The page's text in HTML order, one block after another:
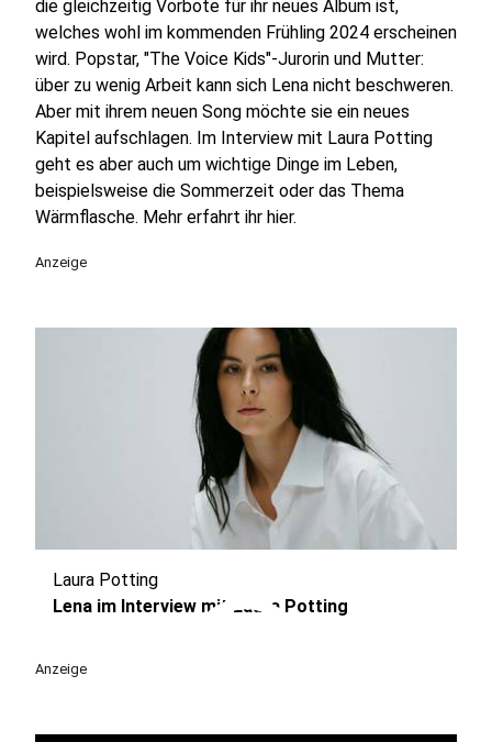
die gleichzeitig Vorbote für ihr neues Album ist,
welches wohl im kommenden Frühling 2024 erscheinen
wird. Popstar, "The Voice Kids"-Jurorin und Mutter:
über zu wenig Arbeit kann sich Lena nicht beschweren.
Aber mit ihrem neuen Song möchte sie ein neues
Kapitel aufschlagen. Im Interview mit Laura Potting
geht es aber auch um wichtige Dinge im Leben,
beispielsweise die Sommerzeit oder das Thema
Wärmflasche. Mehr erfahrt ihr hier.
Anzeige
play_circle
Laura Potting
Lena im Interview mit Laura Potting
Anzeige